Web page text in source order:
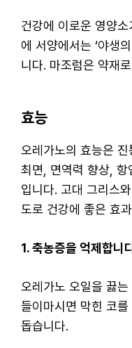
건강에 이로운 영양
에 서양에서는 ‘야생
니다. 마조럼은 약재
효능
오레가노의 효능은
최면, 면역력 향상,
입니다. 고대 그리스
도로 건강에 좋은 효
1. 축농증을 억제합니
오레가노 오일을 끓
들이마시면 막힌 코
돕습니다.